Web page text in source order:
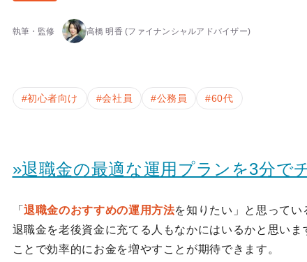
執筆・監修 高橋 明香(ファイナンシャルアドバイザー)
#初心者向け #会社員 #公務員 #60代
»退職金の最適な運用プランを3分で
「退職金のおすすめの運用方法を知りたい」と思ってい
退職金を老後資金に充てる人もなかにはいるかと思いま
ことで効率的にお金を増やすことが期待できます。